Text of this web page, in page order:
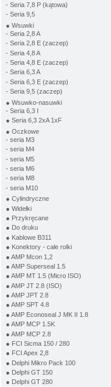
- Seria 7,8 P (kątowa)
- Seria 9,5
● Wsuwki
- Seria 2,8 A
- Seria 2,8 E (zaczep)
- Seria 4,8 A
- Seria 4,8 E (zaczep)
- Seria 6,3 A
- Seria 6,3 E (zaczep)
- Seria 9,5 (zaczep)
● Wsuwko-nasuwki
- Seria 6,3 I
● Seria 6,3 2xA 1xF
● Oczkowe
- seria M3
- seria M4
- seria M5
- seria M6
- seria M8
- seria M10
● Cylindryczne
● Widełki
● Przykręcane
● Do druku
● Kablowe B311
● Konektory - całe rolki
● AMP Mcon 1,2
● AMP Superseal 1.5
● AMP MT 1.5 (Micro ISO)
● AMP JT 2.8 (ISO)
● AMP JPT 2.8
● AMP SPT 4.8
● AMP Econoseal J MK II 1.8
● AMP MCP 1.5K
● AMP MCP 2.8
● FCI Sicma 150 / 280
● FCI Apex 2,8
● Delphi Mikro Pack 100
● Delphi GT 150
● Delphi GT 280